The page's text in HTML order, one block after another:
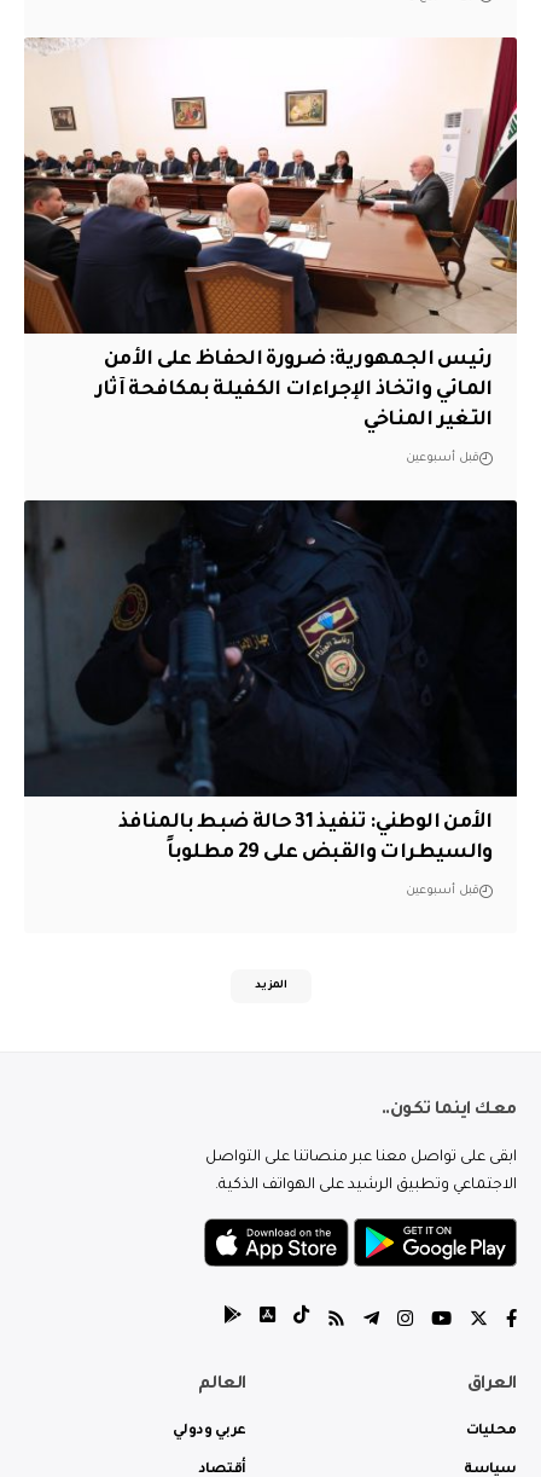
رئيس الجمهورية: ضرورة الحفاظ على الأمن
المائي واتخاذ الإجراءات الكفيلة بمكافحة آثار
التغير المناخي
قبل أسبوعين
الأمن الوطني: تنفيذ 31 حالة ضبط بالمنافذ
والسيطرات والقبض على 29 مطلوباً
قبل أسبوعين
المزيد
معك اينما تكون..
ابقى على تواصل معنا عبر منصاتنا على التواصل
الاجتماعي وتطبيق الرشيد على الهواتف الذكية.
العراق
محليات
سياسة
العالم
عربي ودولي
أقتصاد